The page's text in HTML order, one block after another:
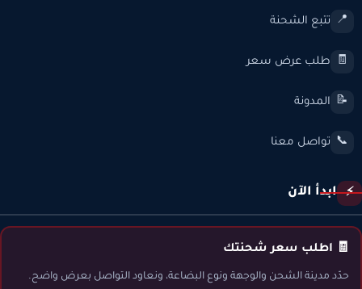
📍 تتبع الشحنة
🧾 طلب عرض سعر
📝 المدونة
📞 تواصل معنا
⚡ ابدأ الآن
🧾 اطلب سعر شحنتك
حدّد مدينة الشحن والوجهة ونوع البضاعة، ونعاود التواصل بعرض واضح.